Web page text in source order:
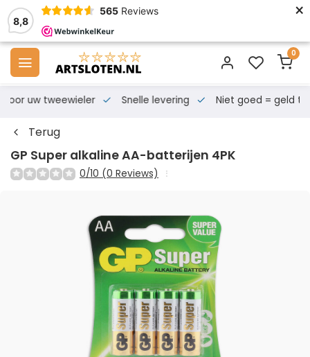
8,8
565 Reviews ×
0
voor uw tweewieler Snelle levering Niet goed = geld
Terug
GP Super alkaline AA-batterijen 4PK
0/10 (0 Reviews)